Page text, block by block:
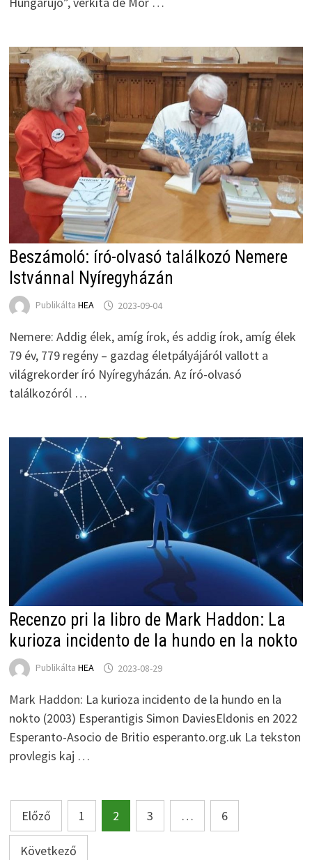
Beszámoló: író-olvasó találkozó Nemere
Istvánnal Nyíregyházán
Publikálta HEA 2023-09-04
Nemere: Addig élek, amíg írok, és addig írok, amíg élek
79 év, 779 regény – gazdag életpályájáról vallott a
világrekorder író Nyíregyházán. Az író-olvasó
találkozóról …
Recenzo pri la libro de Mark Haddon: La
kurioza incidento de la hundo en la nokto
Publikálta HEA 2023-08-29
Mark Haddon: La kurioza incidento de la hundo en la
nokto (2003) Esperantigis Simon DaviesEldonis en 2022
Esperanto-Asocio de Britio esperanto.org.uk La tekston
provlegis kaj …
Bejegyzések
lapozása
Előző 1 2 3 … 6
Következő